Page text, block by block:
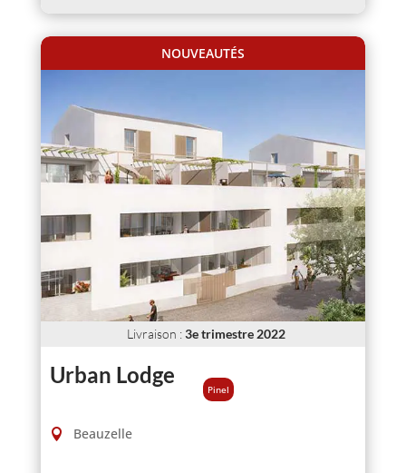
NOUVEAUTÉS
Livraison :3e trimestre 2022
Urban Lodge
Pinel
Beauzelle